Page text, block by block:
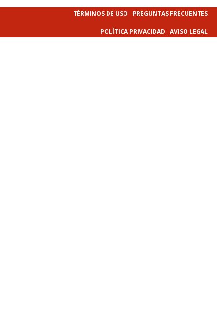
TÉRMINOS DE USO PREGUNTAS FRECUENTES
POLÍTICA PRIVACIDAD AVISO LEGAL